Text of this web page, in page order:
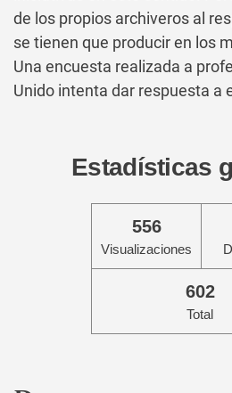
de los propios archiveros al
se tienen que producir en los
Una encuesta realizada a
Unido intenta dar respuesta a
Estadísticas
556
Visualizaciones
602
Total